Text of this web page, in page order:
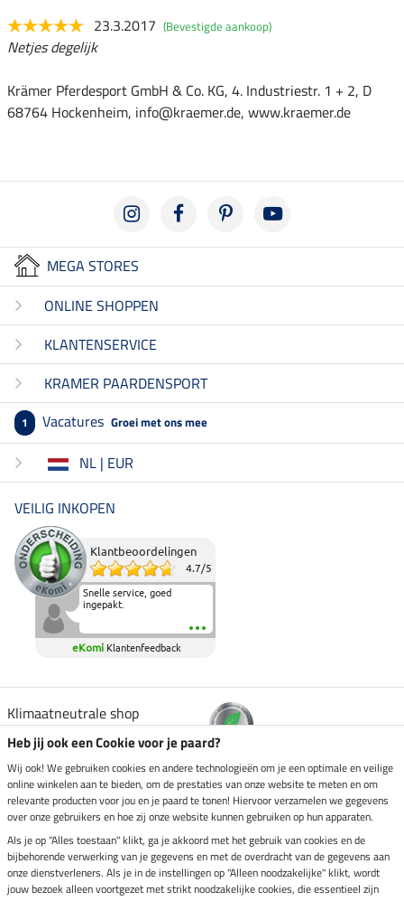
23.3.2017 (Bevestigde aankoop)
Netjes degelijk
Krämer Pferdesport GmbH & Co. KG, 4. Industriestr. 1 + 2, D
68764 Hockenheim, info@kraemer.de, www.kraemer.de
MEGA STORES
ONLINE SHOPPEN
KLANTENSERVICE
KRAMER PAARDENSPORT
1 Vacatures Groei met ons mee
NL | EUR
VEILIG INKOPEN
Klantbeoordelingen
4.7/5
Snelle service, goed
ingepakt.
eKomi Klantenfeedback
Klimaatneutrale shop
Verzending per
Veilig betalen met
Heb jij ook een Cookie voor je paard?
Wij ook! We gebruiken cookies en andere technologieën om je een optimale en veilige
online winkelen aan te bieden, om de prestaties van onze website te meten en om
relevante producten voor jou en je paard te tonen! Hiervoor verzamelen we gegevens
over onze gebruikers en hoe zij onze website kunnen gebruiken op hun apparaten.
Als je op "Alles toestaan" klikt, ga je akkoord met het gebruik van cookies en de
bijbehorende verwerking van je gegevens en met de overdracht van de gegevens aan
onze dienstverleners. Als je in de instellingen op "Alleen noodzakelijke" klikt, wordt
jouw bezoek alleen voortgezet met strikt noodzakelijke cookies, die essentieel zijn